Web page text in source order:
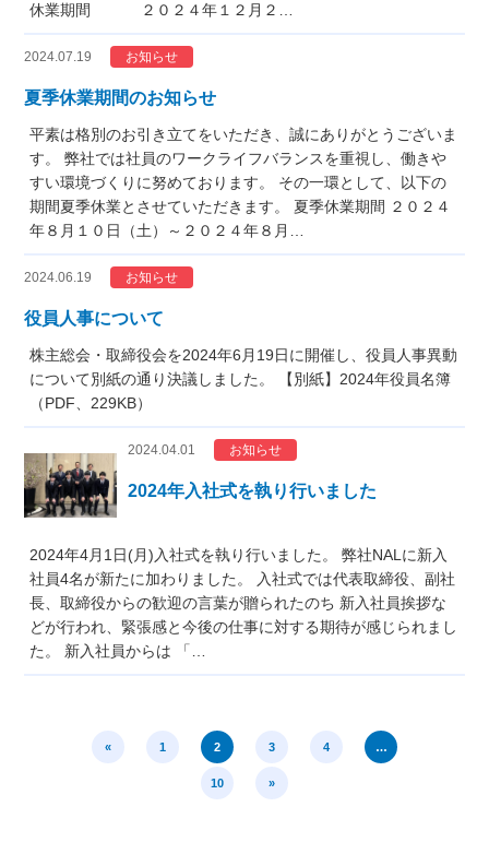
休業期間 ２０２４年１２月２…
2024.07.19 お知らせ
夏季休業期間のお知らせ
平素は格別のお引き立てをいただき、誠にありがとうございま
す。 弊社では社員のワークライフバランスを重視し、働きや
すい環境づくりに努めております。 その一環として、以下の
期間夏季休業とさせていただきます。 夏季休業期間 ２０２４
年８月１０日（土）～２０２４年８月…
2024.06.19 お知らせ
役員人事について
株主総会・取締役会を2024年6月19日に開催し、役員人事異動
について別紙の通り決議しました。 【別紙】2024年役員名簿
（PDF、229KB）
2024.04.01 お知らせ
2024年入社式を執り行いました
2024年4月1日(月)入社式を執り行いました。 弊社NALに新入
社員4名が新たに加わりました。 入社式では代表取締役、副社
長、取締役からの歓迎の言葉が贈られたのち 新入社員挨拶な
どが行われ、緊張感と今後の仕事に対する期待が感じられまし
た。 新入社員からは 「…
« 1 2 3 4 …
10 »